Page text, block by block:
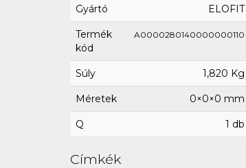
Gyártó ELOFIT
Termék
kód
A0000280140000000110
Súly 1,820 Kg
Méretek 0×0×0 mm
Q 1 db
Címkék